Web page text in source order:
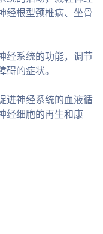
经根型颈椎病、坐骨
经系统的功能，调节
的症状。
进神经系统的血液循
经细胞的再生和康